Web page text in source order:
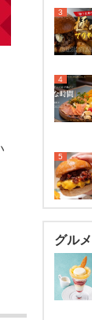
3
4
5
グル